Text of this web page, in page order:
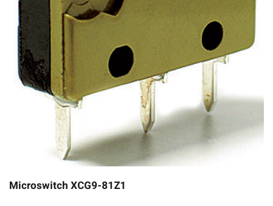
Microswitch XCG9-81Z1